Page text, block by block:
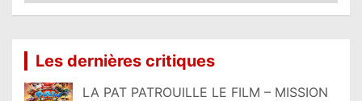
Les dernières critiques
LA PAT PATROUILLE LE FILM – MISSION